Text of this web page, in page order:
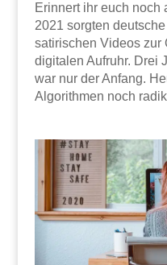
Erinnert ihr euch noch
2021 sorgten
satirischen Videos zur
digitalen Aufruhr. Drei
war nur der Anfang.
Algorithmen noch